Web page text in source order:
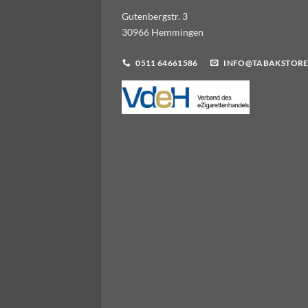
Gutenbergstr. 3
30966 Hemmingen
0511 64661586